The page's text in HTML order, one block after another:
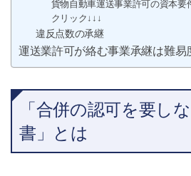
貨物自動車運送事業許可の資本要
クリック↓↓↓
違反点数の承継
運送業許可が絡む事業承継は難
「合併の認可を要し
書」とは